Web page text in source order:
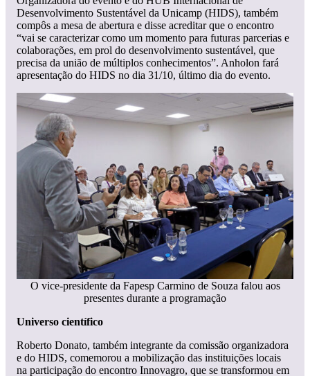
Desenvolvimento Sustentável da Unicamp (HIDS), também
compôs a mesa de abertura e disse acreditar que o encontro
“vai se caracterizar como um momento para futuras parcerias e
colaborações, em prol do desenvolvimento sustentável, que
precisa da união de múltiplos conhecimentos”. Anholon fará
apresentação do HIDS no dia 31/10, último dia do evento.
O vice-presidente da Fapesp Carmino de Souza falou aos
presentes durante a programação
Universo científico
Roberto Donato, também integrante da comissão organizadora
e do HIDS, comemorou a mobilização das instituições locais
na participação do encontro Innovagro, que se transformou em